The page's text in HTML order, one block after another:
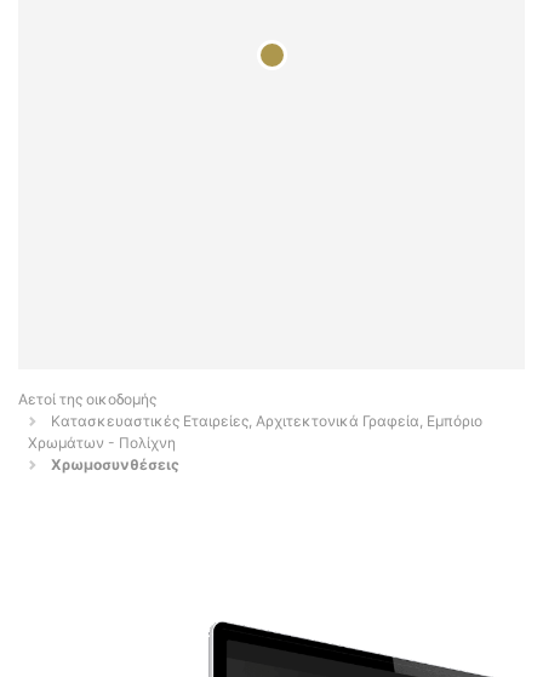
Αετοί της οικοδομής
Κατασκευαστικές Εταιρείες, Αρχιτεκτονικά Γραφεία, Εμπόριο
Χρωμάτων - Πολίχνη
Χρωμοσυνθέσεις